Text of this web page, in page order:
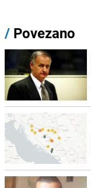
/ Povezano